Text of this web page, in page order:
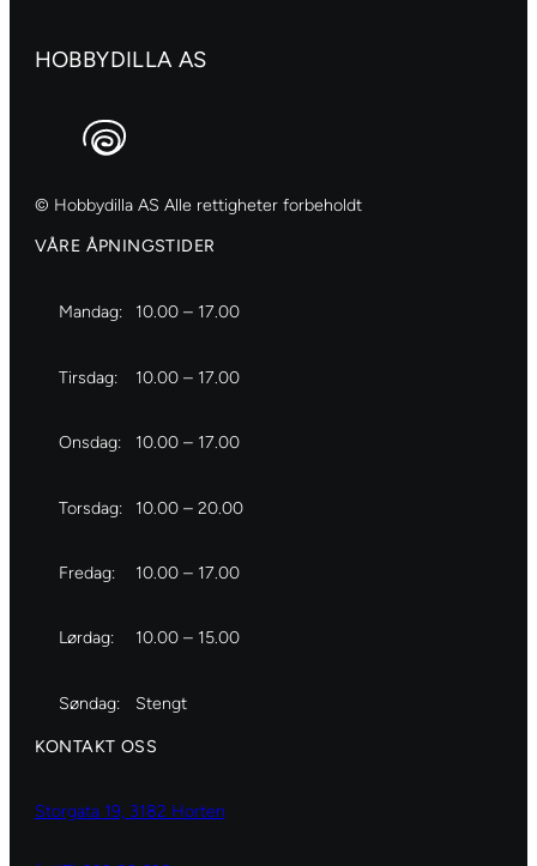
HOBBYDILLA AS
© Hobbydilla AS Alle rettigheter forbeholdt
VÅRE ÅPNINGSTIDER
Mandag: 10.00 – 17.00
Tirsdag: 10.00 – 17.00
Onsdag: 10.00 – 17.00
Torsdag: 10.00 – 20.00
Fredag: 10.00 – 17.00
Lørdag: 10.00 – 15.00
Søndag: Stengt
KONTAKT OSS
Storgata 19, 3182 Horten